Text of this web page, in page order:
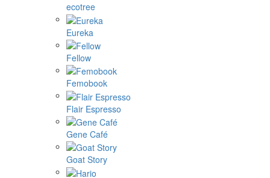
ecotree
Eureka
Fellow
Femobook
Flair Espresso
Gene Café
Goat Story